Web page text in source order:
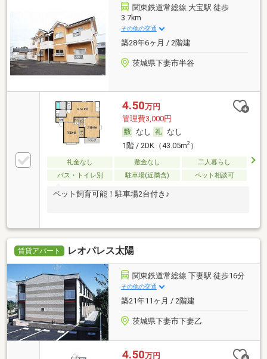
関東鉄道常総線 大宝駅 徒歩
3.7km
その他の交通
築28年6ヶ月 / 2階建
茨城県下妻市半谷
4.50万円
管理費3,000円
なし
なし
1階 / 2DK（43.05m2）
礼金なし 敷金なし
二人暮らし
バス・トイレ別
駐車場(近隣含) ペット相談可
ペット飼育可能！駐車場2台付き♪
賃貸アパート レオパレス太陽
関東鉄道常総線 下妻駅 徒歩16分
その他の交通
築21年11ヶ月 / 2階建
茨城県下妻市下妻乙
4.50万円